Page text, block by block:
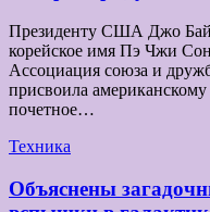
Президенту США Джо
корейское имя Пэ Чжи
Ассоциация союза и
присвоила
почетное…
Техника
Объяснены